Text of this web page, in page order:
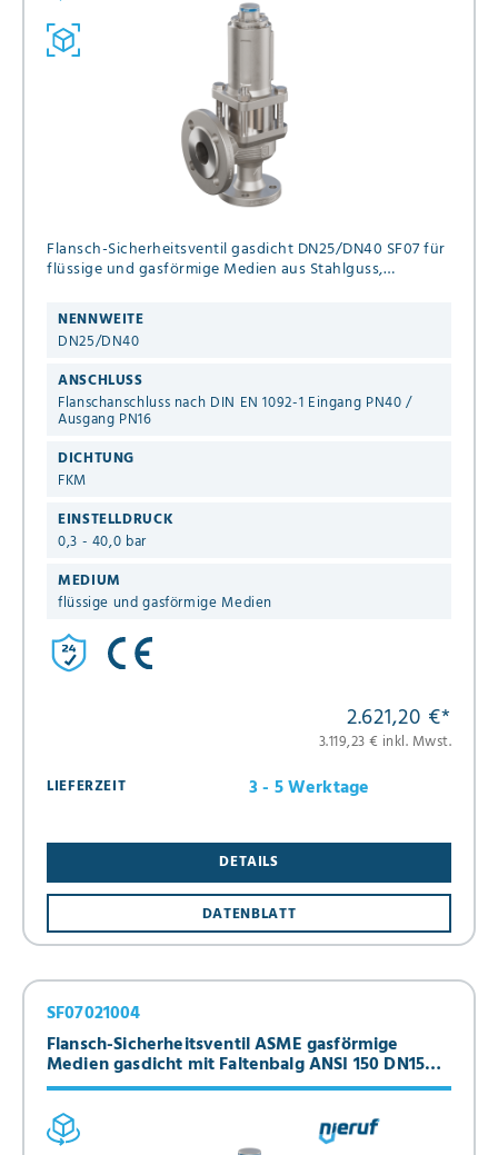
Flansch-Sicherheitsventil gasdicht DN25/DN40 SF07 für
flüssige und gasförmige Medien aus Stahlguss,
Anlüftung mit Faltenbalg
NENNWEITE
DN25/DN40
ANSCHLUSS
Flanschanschluss nach DIN EN 1092-1 Eingang PN40 /
Ausgang PN16
DICHTUNG
FKM
EINSTELLDRUCK
0,3 - 40,0 bar
MEDIUM
flüssige und gasförmige Medien
2.621,20 €*
3.119,23 € inkl. Mwst.
LIEFERZEIT
3 - 5 Werktage
DETAILS
DATENBLATT
Flansch-Sicherheitsventil ASME gasförmige
Medien gasdicht mit Faltenbalg ANSI 150 DN15
3/4" x 1" SF07, Stahlguss, Metall, ohne Anlüftung
SF07021004